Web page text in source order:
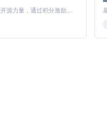
「源启盛夏」暑期校园开发者成长计划旨在激活校园开源力量，通过积分激励、认证扶持、资源倾斜等形式，引导高校组织和开发者完成「入驻 — 建项目 — 做贡献 — 获认证 — 得资源」的完整闭环。无论你是想带领社团入驻平台的组织者，还是希望用代码贡献证明自己的开发者，都能在这里找到属于你的成长路径。